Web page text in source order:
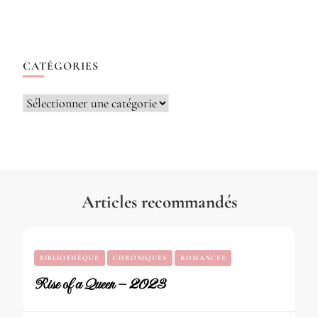
CATÉGORIES
Catégories
Articles recommandés
BIBLIOTHÈQUE CHRONIQUES ROMANCES
Rise of a Queen – 2023